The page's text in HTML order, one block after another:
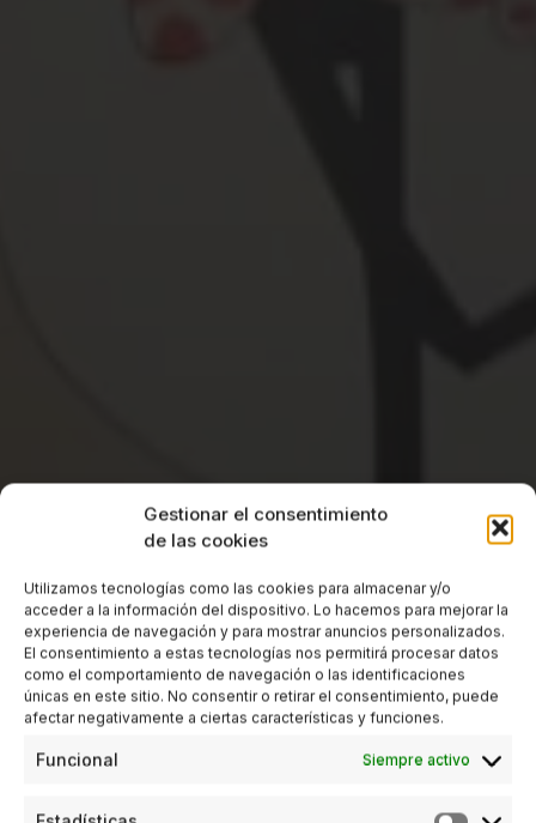
Gestionar el consentimiento
de las cookies
Utilizamos tecnologías como las cookies para almacenar y/o
acceder a la información del dispositivo. Lo hacemos para mejorar la
experiencia de navegación y para mostrar anuncios personalizados.
El consentimiento a estas tecnologías nos permitirá procesar datos
como el comportamiento de navegación o las identificaciones
únicas en este sitio. No consentir o retirar el consentimiento, puede
afectar negativamente a ciertas características y funciones.
Funcional Siempre activo